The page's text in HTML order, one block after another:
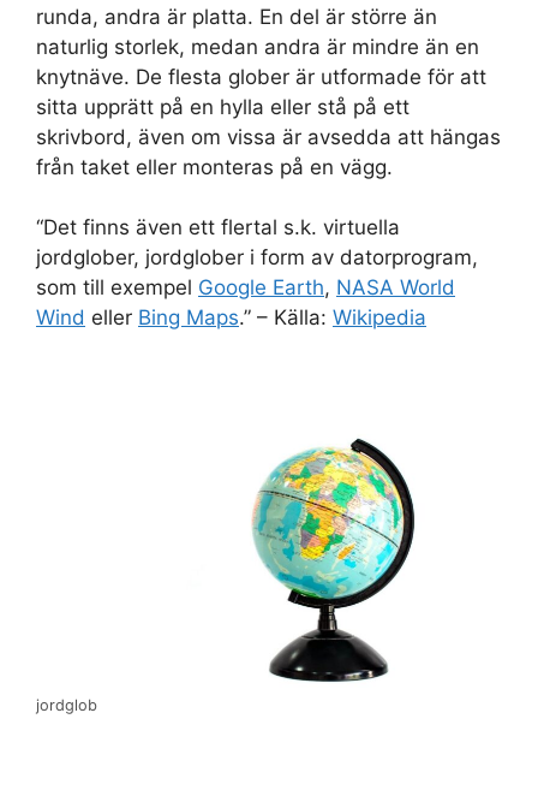
runda, andra är platta. En del är större än
naturlig storlek, medan andra är mindre än en
knytnäve. De flesta glober är utformade för att
sitta upprätt på en hylla eller stå på ett
skrivbord, även om vissa är avsedda att hängas
från taket eller monteras på en vägg.
“Det finns även ett flertal s.k. virtuella
jordglober, jordglober i form av datorprogram,
som till exempel Google Earth, NASA World
Wind eller Bing Maps.” – Källa: Wikipedia
jordglob